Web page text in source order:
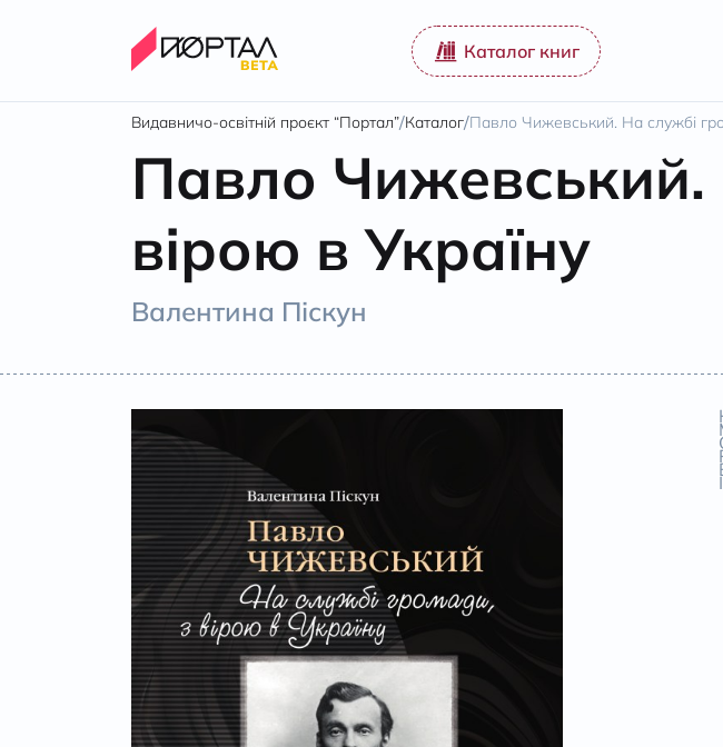
Каталог книг
Видавничо-освітній проєкт “Портал”/Каталог/Павло Чижевський. На службі
Павло Чижевський.
вірою в Україну
Валентина Піскун